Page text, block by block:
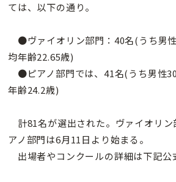
ては、以下の通り。
●ヴァイオリン部門：40名(うち男
均年齢22.65歳)
●ピアノ部門では、41名(うち男性
年齢24.2歳)
計81名が選出された。ヴァイオリン
アノ部門は6月11日より始まる。
出場者やコンクールの詳細は下記公